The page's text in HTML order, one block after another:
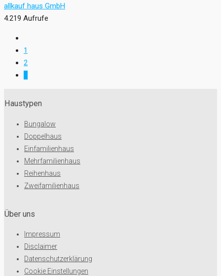
allkauf haus GmbH
4.219 Aufrufe
1
2
Haustypen
Bungalow
Doppelhaus
Einfamilienhaus
Mehrfamilienhaus
Reihenhaus
Zweifamilienhaus
Über uns
Impressum
Disclaimer
Datenschutzerklärung
Cookie Einstellungen